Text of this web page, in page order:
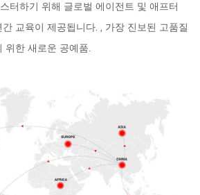
터하기 위해 글로벌 에이전트 및 애프터
교육이 제공됩니다. , 가장 진보된 고품질
위한 새로운 공예품.